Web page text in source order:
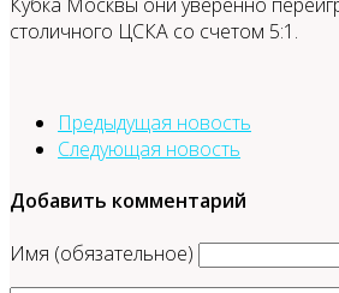
столичного ЦСКА со счетом 5:1.
Предыдущая новость
Следующая новость
Добавить комментарий
Имя (обязательное)